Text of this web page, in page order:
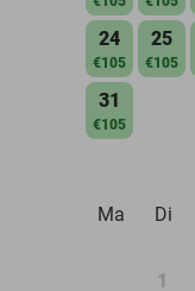
24
€105
25
€105
31
€105
Ma
Di
1